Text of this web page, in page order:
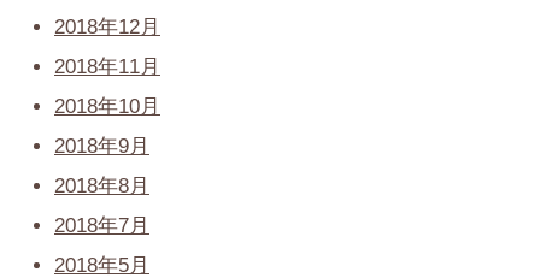
2018年12月
2018年11月
2018年10月
2018年9月
2018年8月
2018年7月
2018年5月